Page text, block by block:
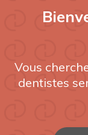
Vous
dentistes